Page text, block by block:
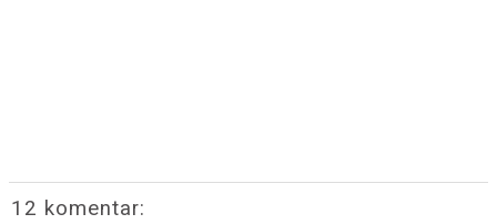
12 komentar: